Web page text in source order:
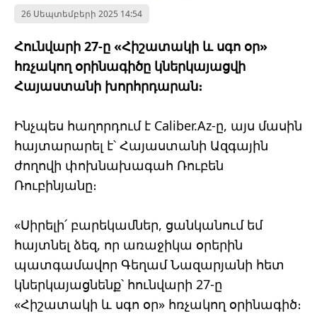
26 Սեպտեմբերի 2025 14:54
Հունվարի 27-ը «Հիշատակի և սգո օր»
հռչակող օրինագիծը կներկայացվի
Հայաստանի խորհրդարան։
Ինչպես հաղորդում է Caliber.Az-ը, այս մասին
հայտարարել է՝ Հայաստանի Ազգային
ժողովի փոխնախագահ Ռուբեն
Ռուբինյանը։
«Սիրելի՛ բարեկամներ, ցանկանում եմ
հայտնել ձեզ, որ առաջիկա օրերին
պատգամավոր Գեղամ Նազարյանի հետ
կներկայացնենք՝ հունվարի 27-ը
«Հիշատակի և սգո օր» հռչակող օրինագիծ։